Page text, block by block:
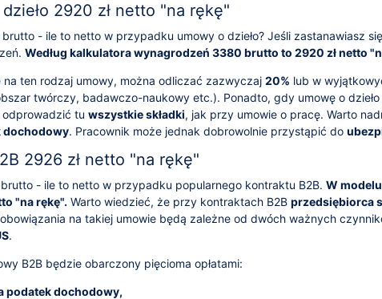
2920 zł netto "na rękę"
- ile to netto w przypadku umowy o dzieło? Jeśli zastanawiasz
Według kalkulatora wynagrodzeń 3380 brutto to 2920 zł netto
na ten rodzaj umowy, można odliczać zazwyczaj 20% lub w
twórczy, badawczo-naukowy etc.). Ponadto, gdy umowę o
odprowadzić tu wszystkie składki, jak przy umowie o pracę. Warto
dochodowy. Pracownik może jednak dobrowolnie przystąpić do
2926 zł netto "na rękę"
- ile to netto w przypadku popularnego kontraktu B2B. W
"na rękę". Warto wiedzieć, że przy kontraktach B2B przedsiębiorca
na takiej umowie będą zależne od dwóch ważnych
.
B2B będzie obarczony pięcioma opłatami:
podatek dochodowy,